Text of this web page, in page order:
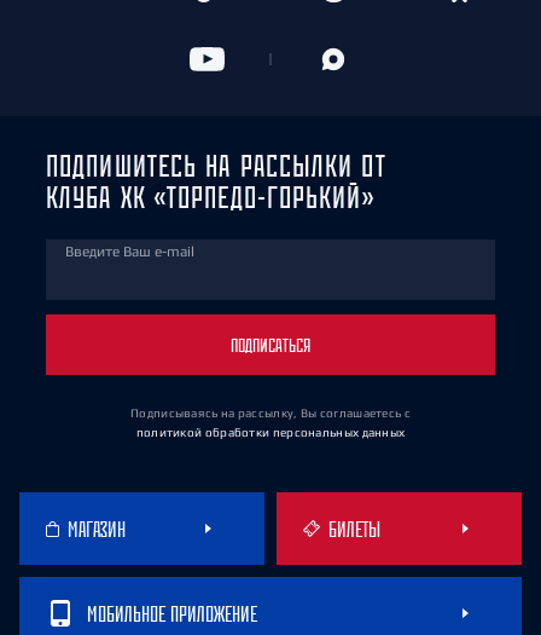
ПОДПИШИТЕСЬ НА РАССЫЛКИ ОТ
КЛУБА ХК «ТОРПЕДО-ГОРЬКИЙ»
Введите Ваш e-mail
ПОДПИСАТЬСЯ
Подписываясь на рассылку, Вы соглашаетесь с
политикой обработки персональных данных
МАГАЗИН БИЛЕТЫ
МОБИЛЬНОЕ ПРИЛОЖЕНИЕ